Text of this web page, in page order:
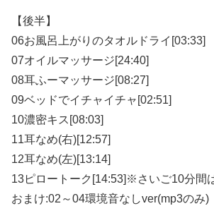
【後半】
06お風呂上がりのタオルドライ[03:33]
07オイルマッサージ[24:40]
08耳ふーマッサージ[08:27]
09ベッドでイチャイチャ[02:51]
10濃密キス[08:03]
11耳なめ(右)[12:57]
12耳なめ(左)[13:14]
13ピロートーク[14:53]※さいご10分間
おまけ:02～04環境音なしver(mp3のみ)